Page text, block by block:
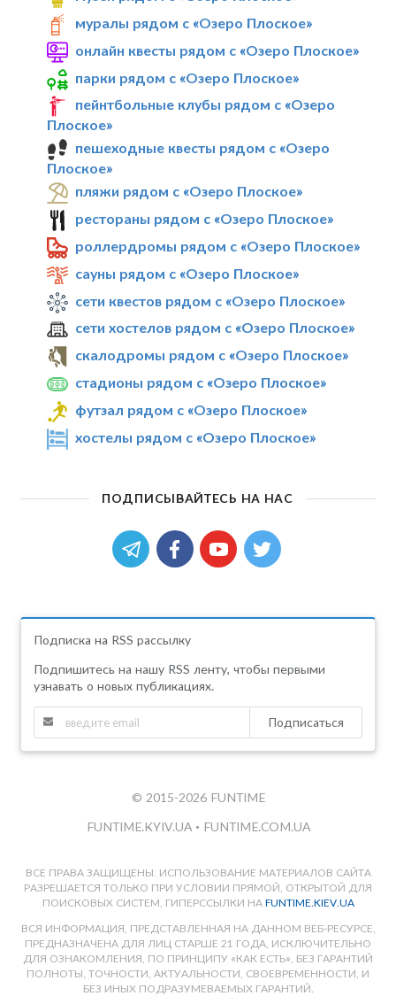
муралы рядом с «Озеро Плоское»
онлайн квесты рядом с «Озеро Плоское»
парки рядом с «Озеро Плоское»
пейнтбольные клубы рядом с «Озеро
Плоское»
пешеходные квесты рядом с «Озеро
Плоское»
пляжи рядом с «Озеро Плоское»
рестораны рядом с «Озеро Плоское»
роллердромы рядом с «Озеро Плоское»
сауны рядом с «Озеро Плоское»
сети квестов рядом с «Озеро Плоское»
сети хостелов рядом с «Озеро Плоское»
скалодромы рядом с «Озеро Плоское»
стадионы рядом с «Озеро Плоское»
футзал рядом с «Озеро Плоское»
хостелы рядом с «Озеро Плоское»
ПОДПИСЫВАЙТЕСЬ НА НАС
Подписка на RSS рассылку
Подпишитесь на нашу RSS ленту, чтобы первыми
узнавать о новых публикациях.
Подписаться
© 2015-2026 FUNTIME
FUNTIME.KYIV.UA • FUNTIME.COM.UA
ВСЕ ПРАВА ЗАЩИЩЕНЫ. ИСПОЛЬЗОВАНИЕ МАТЕРИАЛОВ САЙТА
РАЗРЕШАЕТСЯ ТОЛЬКО ПРИ УСЛОВИИ ПРЯМОЙ, ОТКРЫТОЙ ДЛЯ
ПОИСКОВЫХ СИСТЕМ, ГИПЕРССЫЛКИ НА FUNTIME.KIEV.UA
ВСЯ ИНФОРМАЦИЯ, ПРЕДСТАВЛЕННАЯ НА ДАННОМ ВЕБ-РЕСУРСЕ,
ПРЕДНАЗНАЧЕНА ДЛЯ ЛИЦ СТАРШЕ 21 ГОДА, ИСКЛЮЧИТЕЛЬНО
ДЛЯ ОЗНАКОМЛЕНИЯ, ПО ПРИНЦИПУ «КАК ЕСТЬ», БЕЗ ГАРАНТИЙ
ПОЛНОТЫ, ТОЧНОСТИ, АКТУАЛЬНОСТИ, СВОЕВРЕМЕННОСТИ, И
БЕЗ ИНЫХ ПОДРАЗУМЕВАЕМЫХ ГАРАНТИЙ.